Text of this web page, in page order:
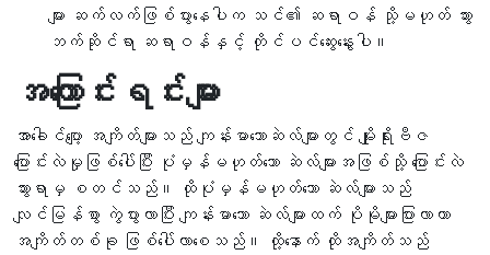
များ ဆက်လက်ဖြစ်ပွားနေပါက သင်၏ ဆရာဝန် သို့မဟုတ် သွား
ဘက်ဆိုင်ရာ ဆရာဝန်နှင့် တိုင်ပင်ဆွေးနွေးပါ။
အကြောင်းရင်းများ
အာခေါင်ပျော့ အကျိတ်များသည် ကျန်းမာသောဆဲလ်များတွင် မျိုးရိုးဗီဇ
ပြောင်းလဲမှုဖြစ်ပေါ်ပြီး ပုံမှန်မဟုတ်သော ဆဲလ်များအဖြစ်သို့ ပြောင်းလဲ
သွားရာမှ စတင်သည်။ ထိုပုံမှန်မဟုတ်သော ဆဲလ်များသည်
လျင်မြန်စွာ ကွဲပွားလာပြီး ကျန်းမာသော ဆဲလ်များထက် ပိုမိုများပြားလာကာ
အကျိတ်တစ်ခု ဖြစ်ပေါ်လာစေသည်။ ထို့နောက် ထိုအကျိတ်သည်